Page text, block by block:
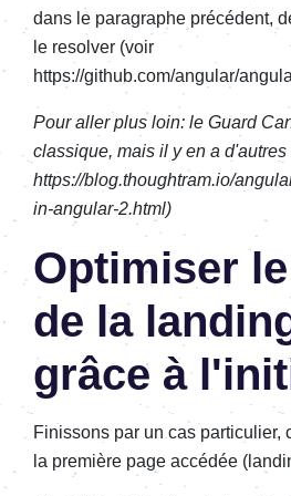
dans le paragraphe précédent,
le resolver (voir
https://github.com/angular/
Pour aller plus loin: le Guard
classique, mais il y en a d'autres
https://blog.thoughtram.io/
in-angular-2.html)
Optimiser
de la
grâce à
Finissons par un cas particulier,
la première page accédée